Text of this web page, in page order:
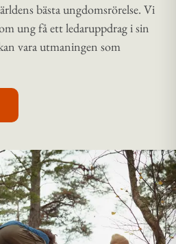
bästa ungdomsrörelse. Vi
ung få ett ledaruppdrag i sin
vara utmaningen som